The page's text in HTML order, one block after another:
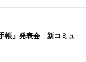
帳」発表会 新コミュ